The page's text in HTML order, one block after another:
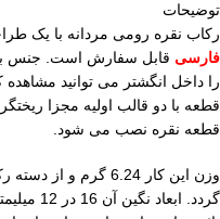
توضیحات
رکاب نقره رومی مردانه با یک
فارسی
را داخل انگشتر می توانید
قطعه با دو قالب اولیه مجزا
قطعه نقره نصب می شود.
وزن این کار 6.24
گردد.